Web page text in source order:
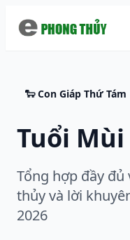
🐑 Con Giáp Thứ Tám
Tuổi Mùi
Tổng hợp đầy
thủy và lời
2026